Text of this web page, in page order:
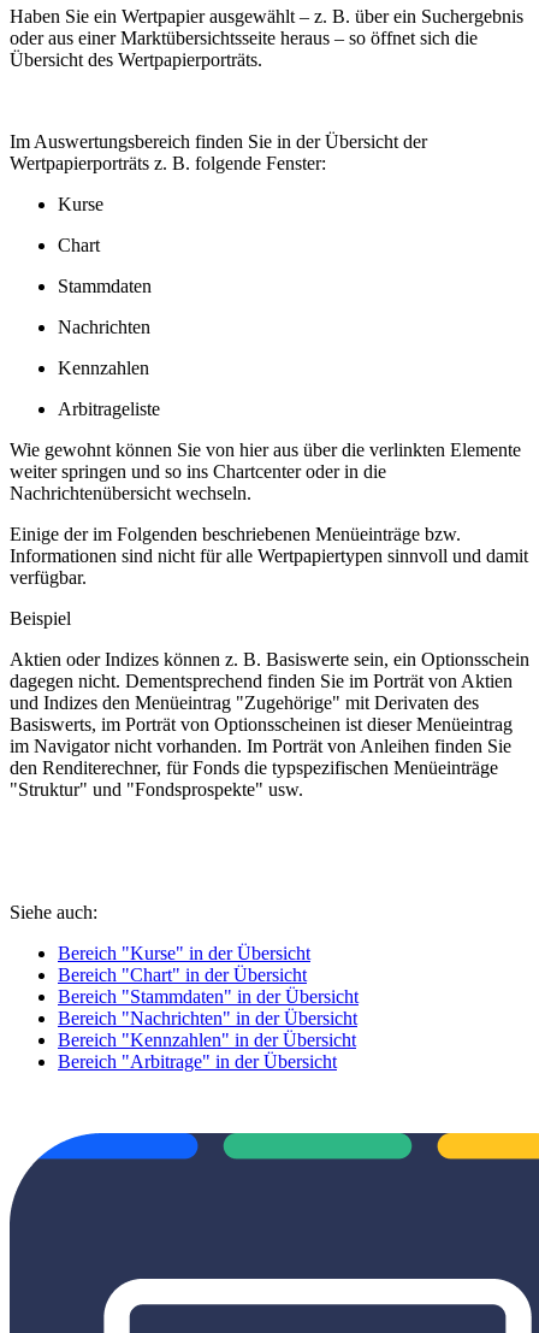
Haben Sie ein Wertpapier ausgewählt – z. B. über ein Suchergebnis
oder aus einer Marktübersichtsseite heraus – so öffnet sich die
Übersicht des Wertpapierporträts.
Im Auswertungsbereich finden Sie in der Übersicht der
Wertpapierporträts z. B. folgende Fenster:
Kurse
Chart
Stammdaten
Nachrichten
Kennzahlen
Arbitrageliste
Wie gewohnt können Sie von hier aus über die verlinkten Elemente
weiter springen und so ins Chartcenter oder in die
Nachrichtenübersicht wechseln.
Einige der im Folgenden beschriebenen Menüeinträge bzw.
Informationen sind nicht für alle Wertpapiertypen sinnvoll und damit
verfügbar.
Beispiel
Aktien oder Indizes können z. B. Basiswerte sein, ein Optionsschein
dagegen nicht. Dementsprechend finden Sie im Porträt von Aktien
und Indizes den Menüeintrag "Zugehörige" mit Derivaten des
Basiswerts, im Porträt von Optionsscheinen ist dieser Menüeintrag
im Navigator nicht vorhanden. Im Porträt von Anleihen finden Sie
den Renditerechner, für Fonds die typspezifischen Menüeinträge
"Struktur" und "Fondsprospekte" usw.
Siehe auch:
Bereich "Kurse" in der Übersicht
Bereich "Chart" in der Übersicht
Bereich "Stammdaten" in der Übersicht
Bereich "Nachrichten" in der Übersicht
Bereich "Kennzahlen" in der Übersicht
Bereich "Arbitrage" in der Übersicht